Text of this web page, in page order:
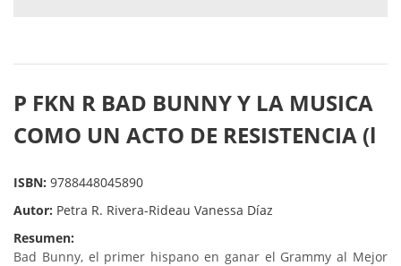
P FKN R BAD BUNNY Y LA MUSICA
COMO UN ACTO DE RESISTENCIA (l
ISBN: 9788448045890
Autor: Petra R. Rivera-Rideau Vanessa Díaz
Resumen:
Bad Bunny, el primer hispano en ganar el Grammy al Mejor